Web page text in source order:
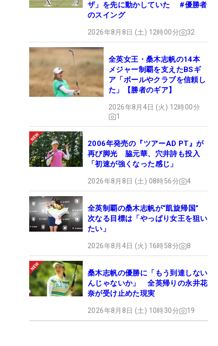
ザ」を先に動かしていた #優勝者
のスイング
2026年8月8日 (土) 12時00分 32
全英女王・桑木志帆の14本
メジャー制覇を支えたBSギ
ア「ボールやクラブを信頼し
た」【勝者のギア】
2026年8月4日 (火) 12時00分
1
2006年発売の『ツアーAD PT』が
再び脚光 脇元華、穴井詩も投入
「初速が強くなった感じ」
2026年8月8日 (土) 08時56分 4
全英制覇の桑木志帆が“凱旋帰国”
次なる目標は「やっぱり女王を狙い
たい」
2026年8月4日 (火) 16時58分 8
桑木志帆の優勝に「もう到達しない
んじゃないか」 全英帰りの永井花
奈が受け止めた現実
2026年8月8日 (土) 10時30分 19